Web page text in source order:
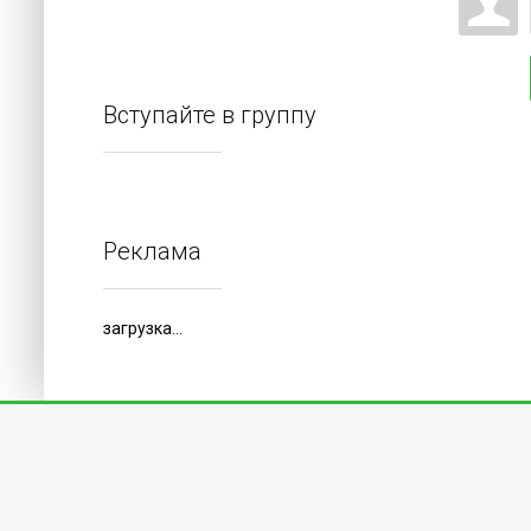
Вступайте в группу
Реклама
загрузка...